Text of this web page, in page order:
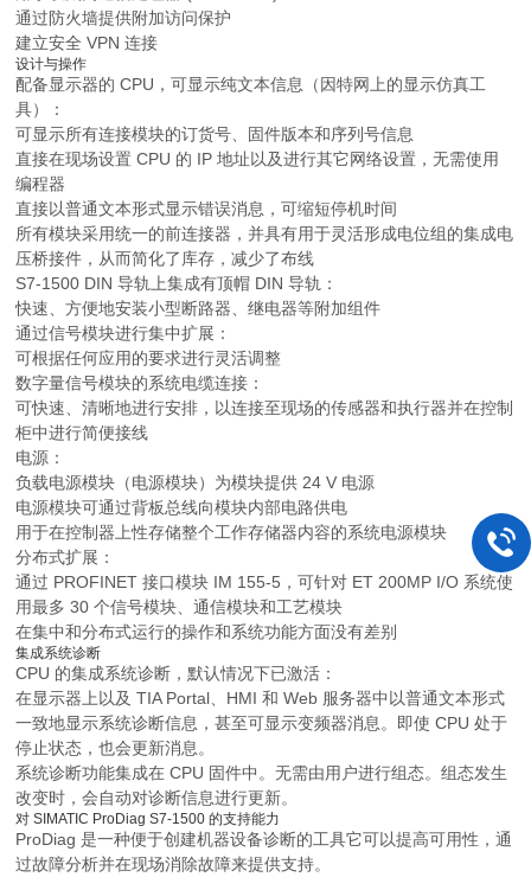
通过防火墙提供附加访问保护
建立安全 VPN 连接
设计与操作
配备显示器的 CPU，可显示纯文本信息（因特网上的显示仿真工
具）：
可显示所有连接模块的订货号、固件版本和序列号信息
直接在现场设置 CPU 的 IP 地址以及进行其它网络设置，无需使用
编程器
直接以普通文本形式显示错误消息，可缩短停机时间
所有模块采用统一的前连接器，并具有用于灵活形成电位组的集成电
压桥接件，从而简化了库存，减少了布线
S7-1500 DIN 导轨上集成有顶帽 DIN 导轨：
快速、方便地安装小型断路器、继电器等附加组件
通过信号模块进行集中扩展：
可根据任何应用的要求进行灵活调整
数字量信号模块的系统电缆连接：
可快速、清晰地进行安排，以连接至现场的传感器和执行器并在控制
柜中进行简便接线
电源：
负载电源模块（电源模块）为模块提供 24 V 电源
电源模块可通过背板总线向模块内部电路供电
用于在控制器上性存储整个工作存储器内容的系统电源模块
分布式扩展：
通过 PROFINET 接口模块 IM 155-5，可针对 ET 200MP I/O 系统使
用最多 30 个信号模块、通信模块和工艺模块
在集中和分布式运行的操作和系统功能方面没有差别
集成系统诊断
CPU 的集成系统诊断，默认情况下已激活：
在显示器上以及 TIA Portal、HMI 和 Web 服务器中以普通文本形式
一致地显示系统诊断信息，甚至可显示变频器消息。即使 CPU 处于
停止状态，也会更新消息。
系统诊断功能集成在 CPU 固件中。无需由用户进行组态。组态发生
改变时，会自动对诊断信息进行更新。
对 SIMATIC ProDiag S7-1500 的支持能力
ProDiag 是一种便于创建机器设备诊断的工具它可以提高可用性，通
过故障分析并在现场消除故障来提供支持。